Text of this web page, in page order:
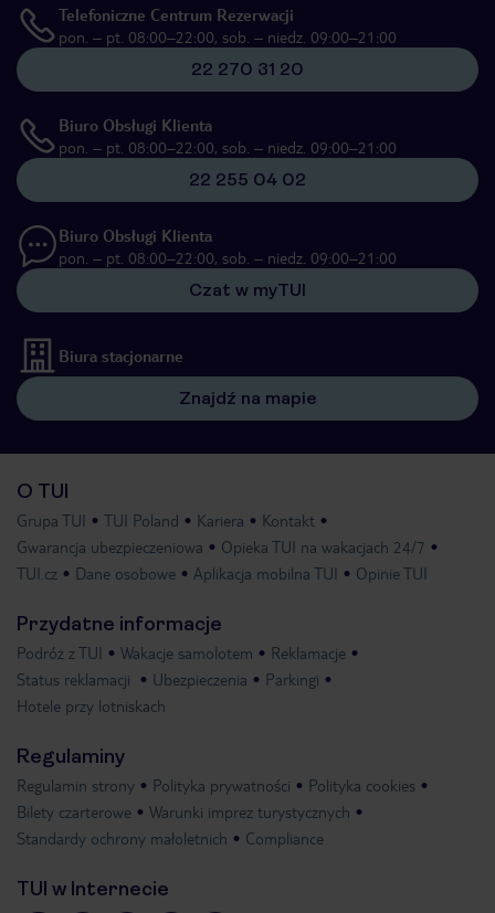
Telefoniczne Centrum Rezerwacji
pon. – pt. 08:00–22:00, sob. – niedz. 09:00–21:00
22 270 31 20
Biuro Obsługi Klienta
pon. – pt. 08:00–22:00, sob. – niedz. 09:00–21:00
22 255 04 02
Biuro Obsługi Klienta
pon. – pt. 08:00–22:00, sob. – niedz. 09:00–21:00
Czat w myTUI
Biura stacjonarne
Znajdź na mapie
O TUI
Grupa TUI TUI Poland Kariera
Kontakt
Gwarancja ubezpieczeniowa
Opieka TUI na wakacjach 24/7
TUI.cz
Dane osobowe Aplikacja mobilna TUI Opinie TUI
Przydatne informacje
Podróż z TUI Wakacje samolotem
Reklamacje
Status reklamacji
Ubezpieczenia
Parkingi
Hotele przy lotniskach
Regulaminy
Regulamin strony Polityka prywatności
Polityka cookies
Bilety czarterowe
Warunki imprez turystycznych
Standardy ochrony małoletnich
Compliance
TUI w Internecie